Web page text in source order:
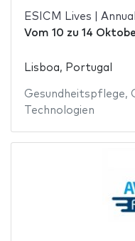
ESICM Lives |
Vom 10 zu 14
Lisboa, Portugal
Gesundheitspflege,
Technologien